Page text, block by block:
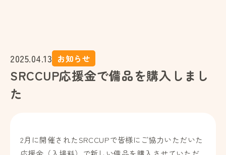
2025.04.13 お知らせ
SRCCUP応援金で備品を購入しまし
た
2月に開催されたSRCCUPで皆様にご協力いただいた